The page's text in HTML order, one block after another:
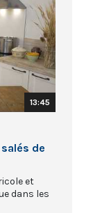
13:45
de
et
dans les